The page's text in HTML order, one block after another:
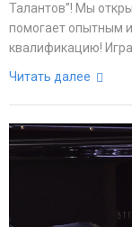
Талантов”! Мы
помогает опытным
квалификацию!
Читать далее